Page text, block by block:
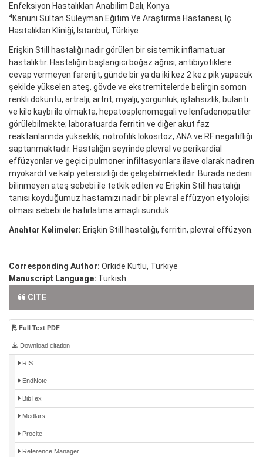
Enfeksiyon Hastalıkları Anabilim Dalı, Konya
4Kanuni Sultan Süleyman Eğitim Ve Araştırma Hastanesi, İç
Hastalıkları Kliniği, İstanbul, Türkiye
Erişkin Still hastalığı nadir görülen bir sistemik inflamatuar
hastalıktır. Hastalığın başlangıcı boğaz ağrısı, antibiyotiklere
cevap vermeyen farenjit, günde bir ya da iki kez 2 kez pik yapacak
şekilde yükselen ateş, gövde ve ekstremitelerde belirgin somon
renkli döküntü, artralji, artrit, myalji, yorgunluk, iştahsızlık, bulantı
ve kilo kaybı ile olmakta, hepatosplenomegali ve lenfadenopatiler
görülebilmekte; laboratuarda ferritin ve diğer akut faz
reaktanlarında yükseklik, nötrofilik lökositoz, ANA ve RF negatifliği
saptanmaktadır. Hastalığın seyrinde plevral ve perikardial
effüzyonlar ve geçici pulmoner infiltasyonlara ilave olarak nadiren
myokardit ve kalp yetersizliği de gelişebilmektedir. Burada nedeni
bilinmeyen ateş sebebi ile tetkik edilen ve Erişkin Still hastalığı
tanısı koyduğumuz hastamızı nadir bir plevral effüzyon etyolojisi
olması sebebi ile hatırlatma amaçlı sunduk.
Anahtar Kelimeler: Erişkin Still hastalığı, ferritin, plevral effüzyon.
Corresponding Author: Orkide Kutlu, Türkiye
Manuscript Language: Turkish
CITE
Full Text PDF
Download citation
RIS
EndNote
BibTex
Medlars
Procite
Reference Manager